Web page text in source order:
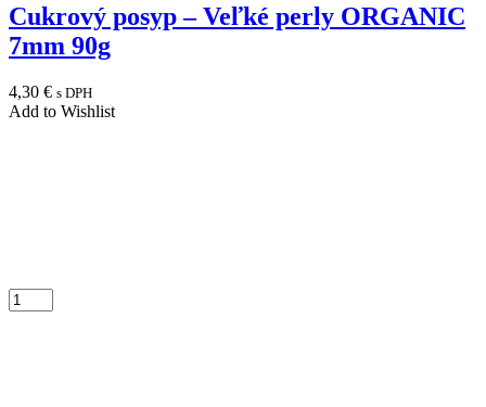
Cukrový posyp – Veľké perly ORGANIC
7mm 90g
4,30 € s DPH
Add to Wishlist